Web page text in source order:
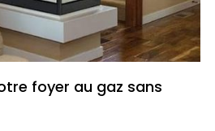
foyer au gaz sans